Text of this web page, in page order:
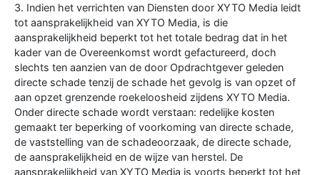
3. Indien het verrichten van Diensten door XYTO Media leidt
tot aansprakelijkheid van XYTO Media, is die
aansprakelijkheid beperkt tot het totale bedrag dat in het
kader van de Overeenkomst wordt gefactureerd, doch
slechts ten aanzien van de door Opdrachtgever geleden
directe schade tenzij de schade het gevolg is van opzet of
aan opzet grenzende roekeloosheid zijdens XYTO Media.
Onder directe schade wordt verstaan: redelijke kosten
gemaakt ter beperking of voorkoming van directe schade,
de vaststelling van de schadeoorzaak, de directe schade,
de aansprakelijkheid en de wijze van herstel. De
aansprakelijkheid van XYTO Media is voorts beperkt tot het